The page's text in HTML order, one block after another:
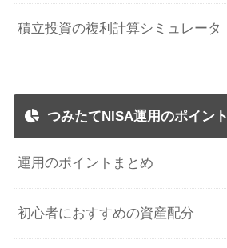
積立投資の複利計算シミュレータ
つみたてNISA運用のポイント
運用のポイントまとめ
初心者におすすめの資産配分